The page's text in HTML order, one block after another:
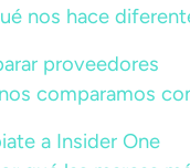
nos hace
proveedores
comparamos
a Insider One